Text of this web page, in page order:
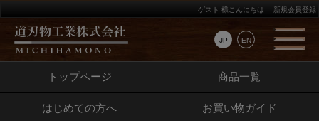
JP EN
ゲスト 様こんにちは 新規会員登録
トップページ 商品一覧
はじめての方へ お買い物ガイド